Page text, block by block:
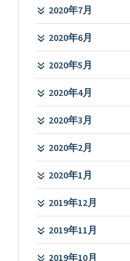
2020年7月
2020年6月
2020年5月
2020年4月
2020年3月
2020年2月
2020年1月
2019年12月
2019年11月
2019年10月